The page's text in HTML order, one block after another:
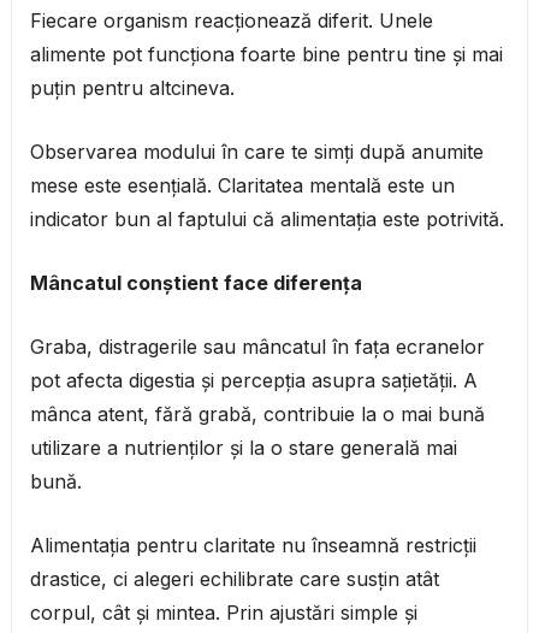
Fiecare organism reacționează diferit. Unele
alimente pot funcționa foarte bine pentru tine și mai
puțin pentru altcineva.
Observarea modului în care te simți după anumite
mese este esențială. Claritatea mentală este un
indicator bun al faptului că alimentația este potrivită.
Mâncatul conștient face diferența
Graba, distragerile sau mâncatul în fața ecranelor
pot afecta digestia și percepția asupra sațietății. A
mânca atent, fără grabă, contribuie la o mai bună
utilizare a nutrienților și la o stare generală mai
bună.
Alimentația pentru claritate nu înseamnă restricții
drastice, ci alegeri echilibrate care susțin atât
corpul, cât și mintea. Prin ajustări simple și